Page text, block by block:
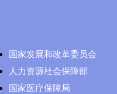
国家发展和改革委员会
人力资源社会保障部
国家医疗保障局